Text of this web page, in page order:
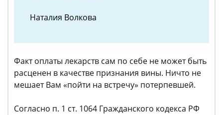
Наталия Волкова
Факт оплаты лекарств сам по себе не может быть
расценен в качестве признания вины. Ничто не
мешает Вам «пойти на встречу» потерпевшей.
Согласно п. 1 ст. 1064 Гражданского кодекса РФ